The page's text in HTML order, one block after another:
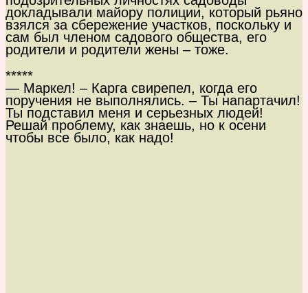
докладывали майору полиции, который рьяно
взялся за сбережение участков, поскольку и
сам был членом садового общества, его
родители и родители жены – тоже.
*****
— Маркел! – Карга свирепел, когда его
поручения не выполнялись. – Ты напартачил!
Ты подставил меня и серьезных людей!
Решай проблему, как знаешь, но к осени
чтобы все было, как надо!